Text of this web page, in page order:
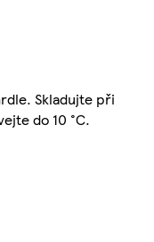
Skladujte při
do 10 °C.